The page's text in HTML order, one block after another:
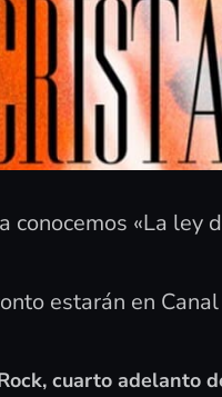
«La ley
estarán en
cuarto adelanto